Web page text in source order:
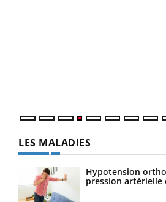
LES MALADIES
Hypotension
pression artérielle